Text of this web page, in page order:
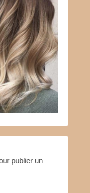
publier un